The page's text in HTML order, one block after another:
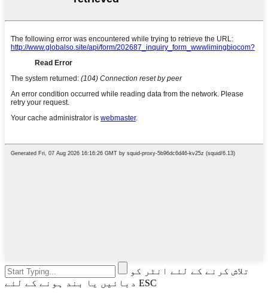
تلاش کرنے کے لئے انٹر کو
دبائیں یا بند ہونے کے لئے ESC